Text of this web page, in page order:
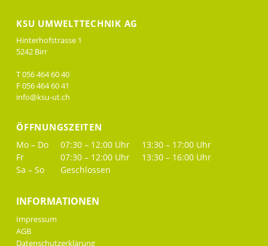
KSU UMWELTTECHNIK AG
Hinterhofstrasse 1
5242 Birr
T 056 464 60 40
F 056 464 60 41
info@ksu-ut.ch
ÖFFNUNGSZEITEN
Mo – Do 07:30 – 12:00 Uhr
13:30 – 17:00 Uhr
Fr
07:30 – 12:00 Uhr
13:30 – 16:00 Uhr
Sa – So
Geschlossen
INFORMATIONEN
Impressum
AGB
Datenschutzerklärung